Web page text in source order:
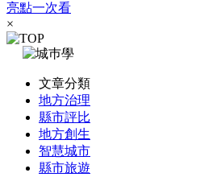
亮點一次看
×
文章分類
地方治理
縣市評比
地方創生
智慧城市
縣市旅遊